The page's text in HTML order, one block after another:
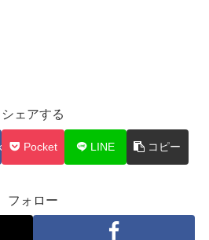
シェアする
Pocket LINE コピー
フォロー